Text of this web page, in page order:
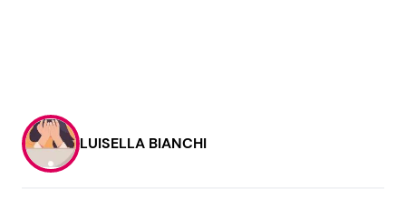
LUISELLA BIANCHI